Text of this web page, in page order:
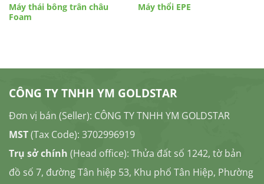
Máy thái bông trân châu
Foam
Máy thổi EPE
CÔNG TY TNHH YM GOLDSTAR
Đơn vị bán (Seller): CÔNG TY TNHH YM GOLDSTAR
MST(Tax Code): 3702996919
Trụ sở chính (Head office): Thửa đất số 1242, tờ bản
đồ số 7, đường Tân hiệp 53, Khu phố Tân Hiệp, Phường